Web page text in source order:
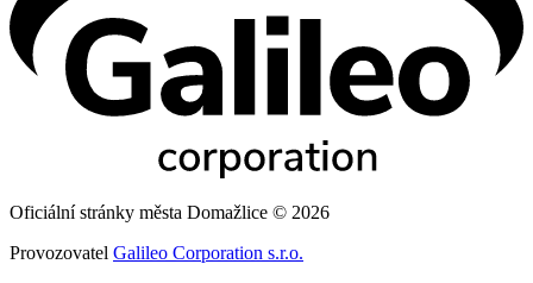
Oficiální stránky města Domažlice © 2026
Provozovatel Galileo Corporation s.r.o.